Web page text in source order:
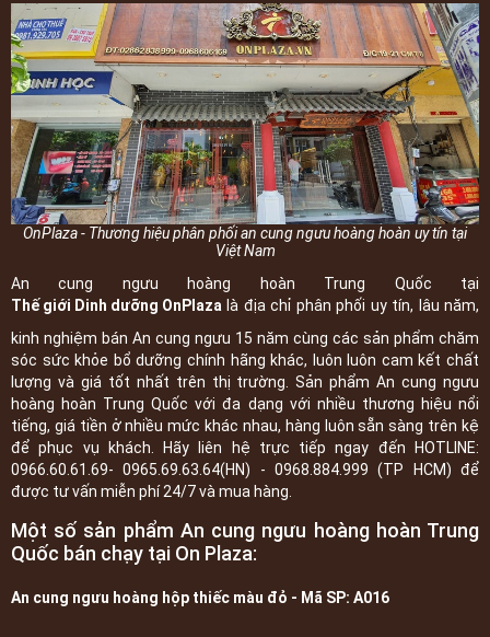
OnPlaza - Thương hiệu phân phối an cung ngưu hoàng hoàn uy tín tại
Việt Nam
An cung ngưu hoàng hoàn Trung Quốc tại
Thế giới Dinh dưỡng OnPlaza là địa chỉ phân phối uy tín, lâu năm,
kinh nghiệm bán An cung ngưu 15 năm cùng các sản phẩm chăm
sóc sức khỏe bổ dưỡng chính hãng khác, luôn luôn cam kết chất
lượng và giá tốt nhất trên thị trường. Sản phẩm An cung ngưu
hoàng hoàn Trung Quốc với đa dạng với nhiều thương hiệu nổi
tiếng, giá tiền ở nhiều mức khác nhau, hàng luôn sẵn sàng trên kệ
để phục vụ khách. Hãy liên hệ trực tiếp ngay đến HOTLINE:
0966.60.61.69- 0965.69.63.64(HN) - 0968.884.999 (TP HCM) để
được tư vấn miễn phí 24/7 và mua hàng.
Một số sản phẩm An cung ngưu hoàng hoàn Trung
Quốc bán chạy tại On Plaza:
An cung ngưu hoàng hộp thiếc màu đỏ - Mã SP: A016